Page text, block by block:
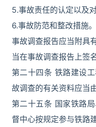
5.事故责任的认定以及
6.事故防范和整改措施。
事故调查报告应当附具
当在事故调查报告上签名
第二十四条 铁路建设
故调查的有关资料应当
第二十五条 国家铁路
督中心按规定参与铁路